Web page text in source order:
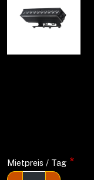
Mietpreis / Tag *